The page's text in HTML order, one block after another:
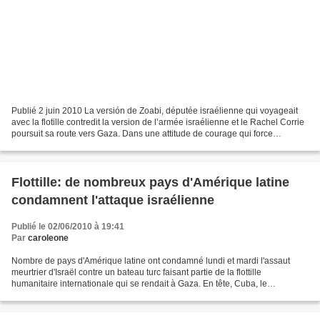
Publié 2 juin 2010 La versión de Zoabi, députée israélienne qui voyageait
avec la flotille contredit la version de l’armée israélienne et le Rachel Corrie
poursuit sa route vers Gaza. Dans une attitude de courage qui force
Flottille: de nombreux pays d'Amérique latine
condamnent l'attaque israélienne
Publié le 02/06/2010 à 19:41
Par caroleone
Nombre de pays d'Amérique latine ont condamné lundi et mardi l'assaut
meurtrier d'Israël contre un bateau turc faisant partie de la flottille
humanitaire internationale qui se rendait à Gaza. En tête, Cuba, le